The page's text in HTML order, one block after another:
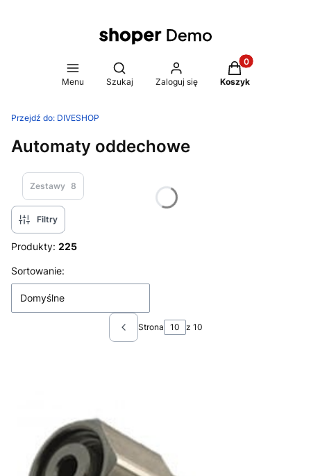
Menu
Otwórz wyszukiwarkę
Szukaj Zaloguj się
Produkty w
Koszyk
Przejdź do: DIVESHOP
Automaty oddechowe
Zestawy 8
Filtry
Produkty: 225
Lista produktów
Sortowanie:
Domyślne
Poprzednie produkty
Strona z 10